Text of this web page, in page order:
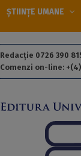
ȘTIINȚE UMANE
Redacție 0726 390
Comenzi on-line: +(4)